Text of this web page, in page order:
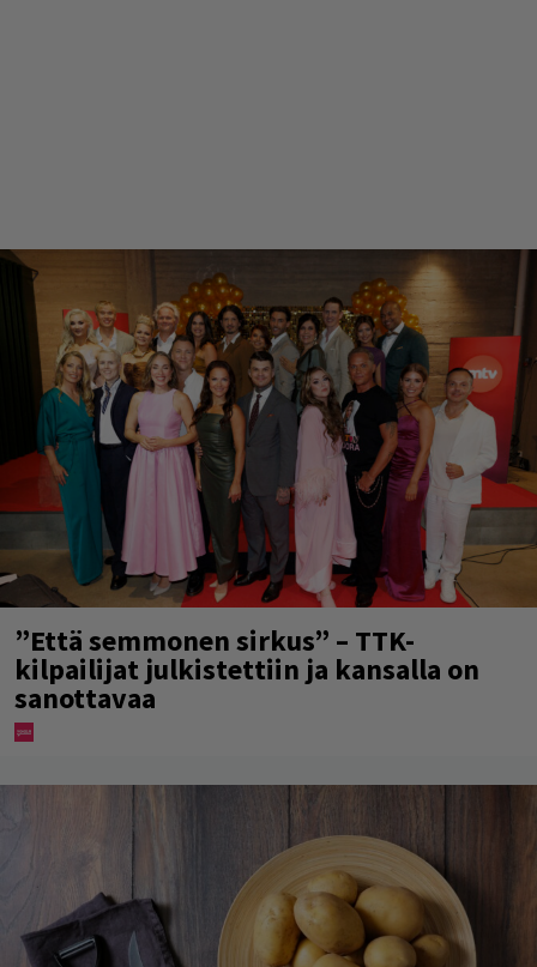
”Että semmonen sirkus” – TTK-
kilpailijat julkistettiin ja kansalla on
sanottavaa